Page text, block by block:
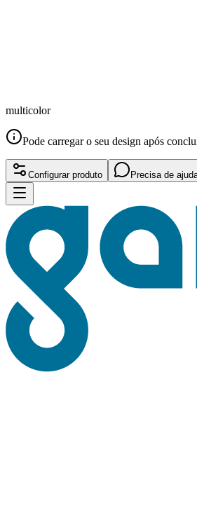
multicolor
Pode carregar o seu design após
Configurar produto Precisa de